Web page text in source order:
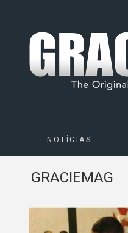
NOTÍCIAS
GRACIEMAG